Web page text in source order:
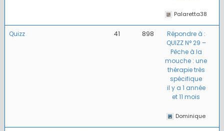
Palaretta38
Quizz 41 898
Répondre à :
QUIZZ N° 29 –
Pêche à la
mouche : une
thérapie très
spécifique
il y a 1 année
et 11 mois
Dominique